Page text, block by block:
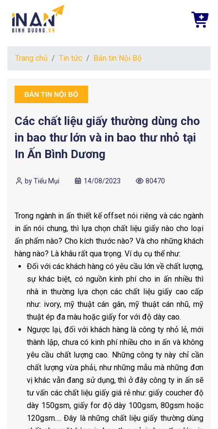
Trang chủ Tin tức Bản tin Nội Bộ
BẢN TIN NỘI BỘ
Các chất liệu giấy thường dùng cho
in bao thư lớn và in bao thư nhỏ tại
In Ấn Bình Dương
by Tiểu Mụi 14/08/2023 80470
Trong ngành in ấn thiết kế offset nói riêng và các ngành
in ấn nói chung, thì lựa chọn chất liệu giấy nào cho loại
ấn phẩm nào? Cho kích thước nào? Và cho những khách
hàng nào? Là khâu rất qua trọng. Ví dụ cụ thể như:
Đối với các khách hàng có yêu cầu lớn về chất lượng,
sự khác biệt, có nguồn kinh phí cho in ấn nhiều thì
nhà in thường lựa chọn các chất liệu giấy cao cấp
như: ivory, mỹ thuật cán gân, mỹ thuật cán nhũ, mỹ
thuật ép đa màu hoặc giấy for với độ dày cao.
Ngược lại, đối với khách hàng là công ty nhỏ lẻ, mới
thành lập, chưa có kinh phí nhiều cho in ấn và không
yêu cầu chất lượng cao. Những công ty này chỉ cần
chất lượng vừa phải, như những mẫu mà những đơn
vị khác vẫn đang sử dụng, thì ở đây công ty in ấn sẽ
tư vấn các chất liệu giấy giá rẻ như: giấy coucher độ
dày 150gsm, giấy for độ dày 100gsm, 80gsm hoặc
120gsm…. Đây là những chất liệu giấy thường dùng